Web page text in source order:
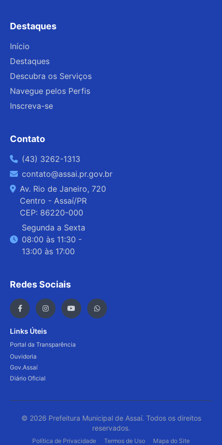
Destaques
Início
Destaques
Descubra os Serviços
Navegue pelos Perfis
Inscreva-se
Contato
(43) 3262-1313
contato@assai.pr.gov.br
Av. Rio de Janeiro, 720
Centro - Assaí/PR
CEP: 86220-000
Segunda a Sexta
08:00 às 11:30 -
13:00 às 17:00
Redes Sociais
Links Úteis
Portal da Transparência
Ouvidoria
Gov.Assaí
Diário Oficial
© 2026 Prefeitura Municipal de Assaí. Todos os direitos
reservados.
Política de Privacidade Termos de Uso Mapa do Site